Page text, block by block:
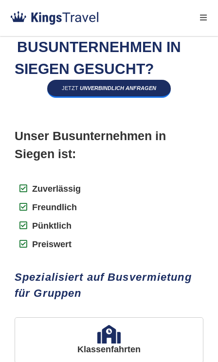
BUSUNTERNEHMEN IN
SIEGEN GESUCHT?
JETZT UNVERBINDLICH ANFRAGEN
Unser Busunternehmen in
Siegen ist:
Zuverlässig
Freundlich
Pünktlich
Preiswert
Spezialisiert auf Busvermietung
für Gruppen
Klassenfahrten